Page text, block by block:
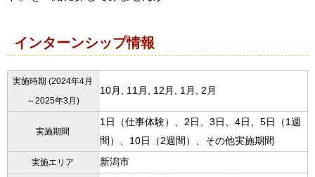
インターンシップ情報
実施時期 (2024年4月
～2025年3月)
10月, 11月, 12月, 1月, 2月
実施期間
1日（仕事体験）、2日、3日、4日、5日（1週
間）、10日（2週間）、その他実施期間
実施エリア 新潟市